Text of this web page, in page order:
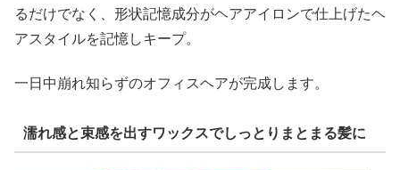
るだけでなく、形状記憶成分がヘアアイロンで仕上げたヘ
アスタイルを記憶しキープ。
一日中崩れ知らずのオフィスヘアが完成します。
濡れ感と束感を出すワックスでしっとりまとまる髪に